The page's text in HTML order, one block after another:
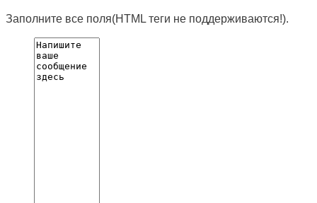
Заполните все поля(HTML теги не поддерживаются!).